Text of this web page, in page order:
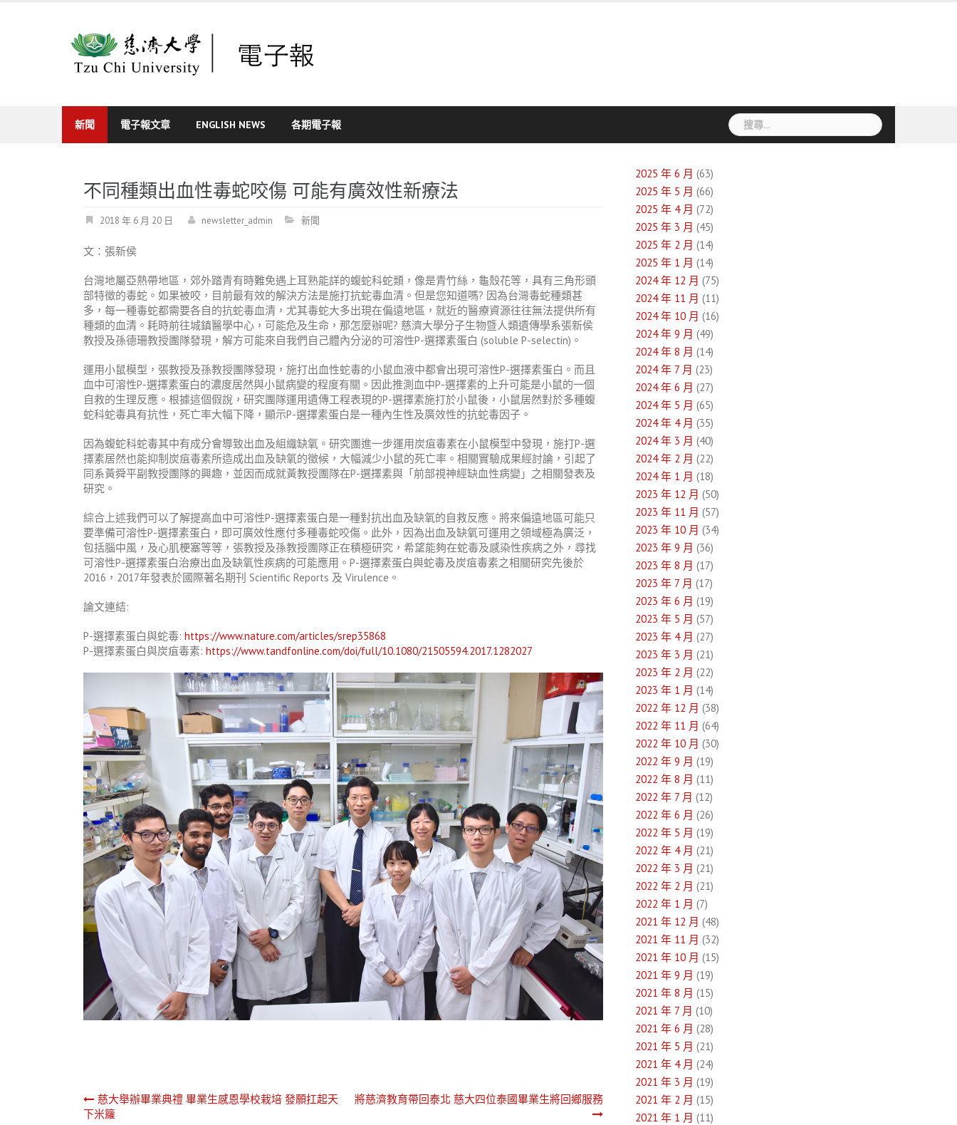
新聞 電子報文章 ENGLISH NEWS 各期電子報
搜
尋
不同種類出血性毒蛇咬傷 可能有廣效性新療法
2018 年 6 月 20 日 newsletter_admin 新聞
文：張新侯
台灣地屬亞熱帶地區，郊外踏青有時難免遇上耳熟能詳的蝮蛇科蛇類，像是青竹絲，龜殼花等，具有三角形頭
部特徵的毒蛇。如果被咬，目前最有效的解決方法是施打抗蛇毒血清。但是您知道嗎? 因為台灣毒蛇種類甚
多，每一種毒蛇都需要各自的抗蛇毒血清，尤其毒蛇大多出現在偏遠地區，就近的醫療資源往往無法提供所有
種類的血清。耗時前往城鎮醫學中心，可能危及生命，那怎麼辦呢? 慈濟大學分子生物暨人類遺傳學系張新侯
教授及孫德珊教授團隊發現，解方可能來自我們自己體內分泌的可溶性P-選擇素蛋白 (soluble P-selectin)。
運用小鼠模型，張教授及孫教授團隊發現，施打出血性蛇毒的小鼠血液中都會出現可溶性P-選擇素蛋白。而且
血中可溶性P-選擇素蛋白的濃度居然與小鼠病變的程度有關。因此推測血中P-選擇素的上升可能是小鼠的一個
自救的生理反應。根據這個假說，研究團隊運用遺傳工程表現的P-選擇素施打於小鼠後，小鼠居然對於多種蝮
蛇科蛇毒具有抗性，死亡率大幅下降，顯示P-選擇素蛋白是一種內生性及廣效性的抗蛇毒因子。
因為蝮蛇科蛇毒其中有成分會導致出血及組織缺氧。研究團進一步運用炭疽毒素在小鼠模型中發現，施打P-選
擇素居然也能抑制炭疽毒素所造成出血及缺氧的徵候，大幅減少小鼠的死亡率。相關實驗成果經討論，引起了
同系黃舜平副教授團隊的興趣，並因而成就黃教授團隊在P-選擇素與「前部視神經缺血性病變」之相關發表及
研究。
綜合上述我們可以了解提高血中可溶性P-選擇素蛋白是一種對抗出血及缺氧的自救反應。將來偏遠地區可能只
要準備可溶性P-選擇素蛋白，即可廣效性應付多種毒蛇咬傷。此外，因為出血及缺氧可運用之領域極為廣泛，
包括腦中風，及心肌梗塞等等，張教授及孫教授團隊正在積極研究，希望能夠在蛇毒及感染性疾病之外，尋找
可溶性P-選擇素蛋白治療出血及缺氧性疾病的可能應用。P-選擇素蛋白與蛇毒及炭疽毒素之相關研究先後於
2016，2017年發表於國際著名期刊 Scientific Reports 及 Virulence。
論文連結:
P-選擇素蛋白與蛇毒: https://www.nature.com/articles/srep35868
P-選擇素蛋白與炭疽毒素: https://www.tandfonline.com/doi/full/10.1080/21505594.2017.1282027
文慈大舉辦畢業典禮 畢業生感恩學校栽培 發願扛起天
下米籮
將慈濟教育帶回泰北 慈大四位泰國畢業生將回鄉服務
2025 年 6 月 (63)
2025 年 5 月 (66)
2025 年 4 月 (72)
2025 年 3 月 (45)
2025 年 2 月 (14)
2025 年 1 月 (14)
2024 年 12 月 (75)
2024 年 11 月 (11)
2024 年 10 月 (16)
2024 年 9 月 (49)
2024 年 8 月 (14)
2024 年 7 月 (23)
2024 年 6 月 (27)
2024 年 5 月 (65)
2024 年 4 月 (35)
2024 年 3 月 (40)
2024 年 2 月 (22)
2024 年 1 月 (18)
2023 年 12 月 (50)
2023 年 11 月 (57)
2023 年 10 月 (34)
2023 年 9 月 (36)
2023 年 8 月 (17)
2023 年 7 月 (17)
2023 年 6 月 (19)
2023 年 5 月 (57)
2023 年 4 月 (27)
2023 年 3 月 (21)
2023 年 2 月 (22)
2023 年 1 月 (14)
2022 年 12 月 (38)
2022 年 11 月 (64)
2022 年 10 月 (30)
2022 年 9 月 (19)
2022 年 8 月 (11)
2022 年 7 月 (12)
2022 年 6 月 (26)
2022 年 5 月 (19)
2022 年 4 月 (21)
2022 年 3 月 (21)
2022 年 2 月 (21)
2022 年 1 月 (7)
2021 年 12 月 (48)
2021 年 11 月 (32)
2021 年 10 月 (15)
2021 年 9 月 (19)
2021 年 8 月 (15)
2021 年 7 月 (10)
2021 年 6 月 (28)
2021 年 5 月 (21)
2021 年 4 月 (24)
2021 年 3 月 (19)
2021 年 2 月 (15)
2021 年 1 月 (11)